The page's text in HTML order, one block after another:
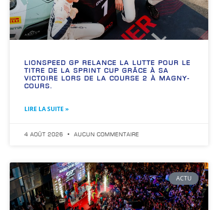
LIONSPEED GP RELANCE LA LUTTE POUR LE
TITRE DE LA SPRINT CUP GRÂCE À SA
VICTOIRE LORS DE LA COURSE 2 À MAGNY-
COURS.
LIRE LA SUITE »
4 AOÛT 2026 AUCUN COMMENTAIRE
ACTU